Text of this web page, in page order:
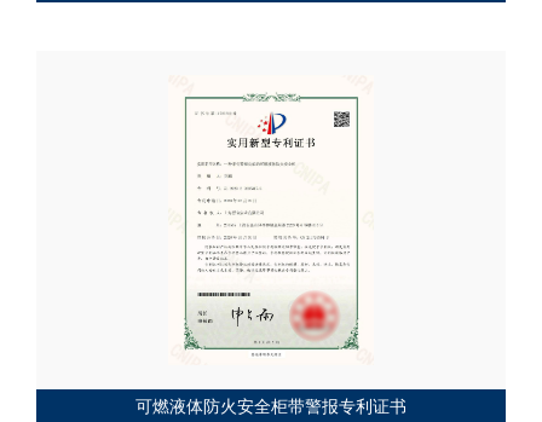
可燃液体防火安全柜带警报专利证书